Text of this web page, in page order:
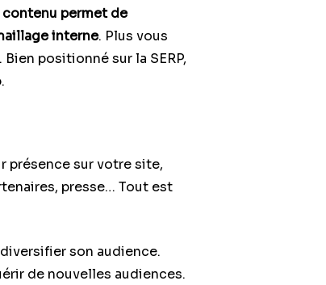
permet de
interne. Plus vous
positionné sur la SERP,
présence sur votre site,
presse… Tout est
son audience.
de nouvelles audiences.